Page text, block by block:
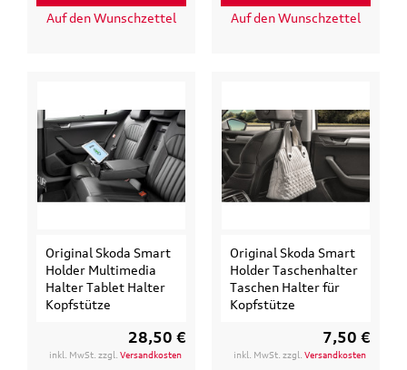
Auf den Wunschzettel Auf den Wunschzettel
Original Skoda Smart
Holder Multimedia
Halter Tablet Halter
Kopfstütze
28,50 €
inkl. MwSt. zzgl.Versandkosten
Original Skoda Smart
Holder Taschenhalter
Taschen Halter für
Kopfstütze
7,50 €
inkl. MwSt. zzgl. Versandkosten